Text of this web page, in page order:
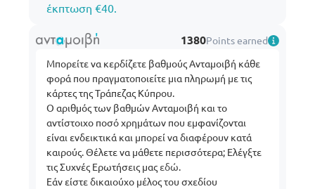
έκπτωση €40.
1380Points earned
Μπορείτε να κερδίζετε βαθμούς Ανταμοιβή κάθε
φορά που πραγματοποιείτε μια πληρωμή με τις
κάρτες της Τράπεζας Κύπρου.
Ο αριθμός των βαθμών Ανταμοιβή και το
αντίστοιχο ποσό χρημάτων που εμφανίζονται
είναι ενδεικτικά και μπορεί να διαφέρουν κατά
καιρούς. Θέλετε να μάθετε περισσότερα; Ελέγξτε
τις Συχνές Ερωτήσεις μαςεδώ.
Εάν είστε δικαιούχο μέλος του σχεδίου